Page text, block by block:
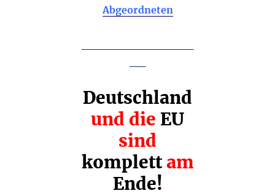
Abgeordneten
Deutschland
und die EU
sind
komplettam
Ende!